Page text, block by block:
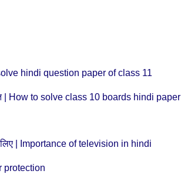
hindi question paper of class 11
| How to solve class 10 boards hindi paper
| Importance of television in hindi
protection